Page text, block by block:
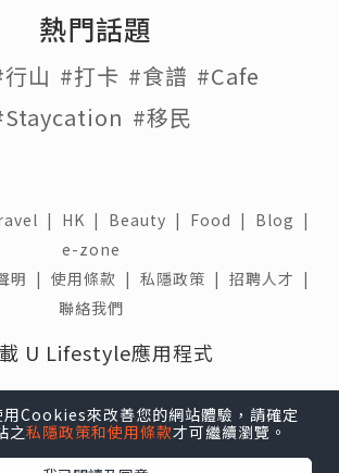
熱門話題
山 #打卡 #食譜 #Cafe
#移民
| HK | Beauty | Food | Blog |
e-zone
明 | 使用條款 | 私隱政策 | 招聘人才 |
聯絡我們
U Lifestyle應用程式
Cookies來改善您的網站體驗，請確定
之私隱政策和使用條款才可繼續瀏覽。